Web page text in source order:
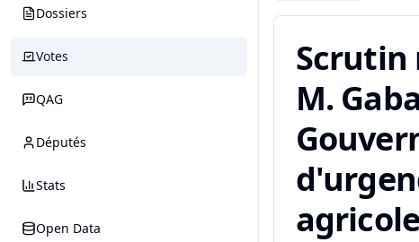
Dossiers
Votes
QAG
Députés
Stats
Open Data
Scrutin
M.